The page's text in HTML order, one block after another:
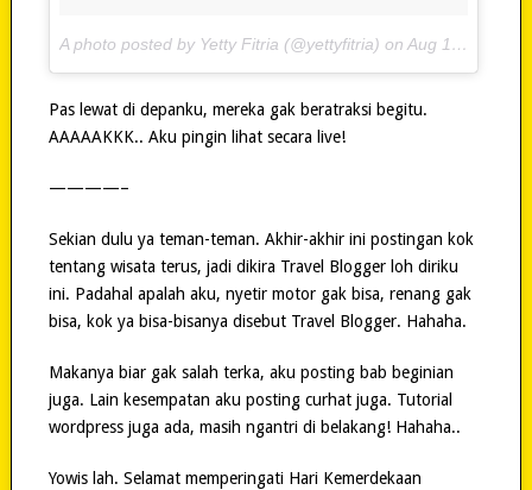
A photo posted by Yetty Fitria (@yettyfitria) on Aug 10, 2015 at 9:19pm PDT
Pas lewat di depanku, mereka gak beratraksi begitu.
AAAAAKKK.. Aku pingin lihat secara live!
————–
Sekian dulu ya teman-teman. Akhir-akhir ini postingan kok
tentang wisata terus, jadi dikira Travel Blogger loh diriku
ini. Padahal apalah aku, nyetir motor gak bisa, renang gak
bisa, kok ya bisa-bisanya disebut Travel Blogger. Hahaha.
Makanya biar gak salah terka, aku posting bab beginian
juga. Lain kesempatan aku posting curhat juga. Tutorial
wordpress juga ada, masih ngantri di belakang! Hahaha..
Yowis lah. Selamat memperingati Hari Kemerdekaan